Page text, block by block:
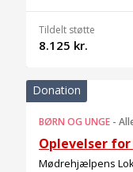
Tildelt støtte
8.125 kr.
Donation
BØRN OG UNGE -
Oplevelser
Mødrehjælpens